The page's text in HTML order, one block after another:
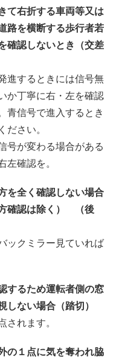
て右折する車両等又は
路を横断する歩行者若
確認しないとき（交差
進するときには信号無
か丁寧に右・左を確認
青信号で進入するとき
ださい。
号が変わる場合がある
左確認を。
を全く確認しない場合
方確認は除く） （後
ックミラー見ていれば
するため運転者側の窓
しない場合（踏切）
されます。
の１点に気を奪われ脇